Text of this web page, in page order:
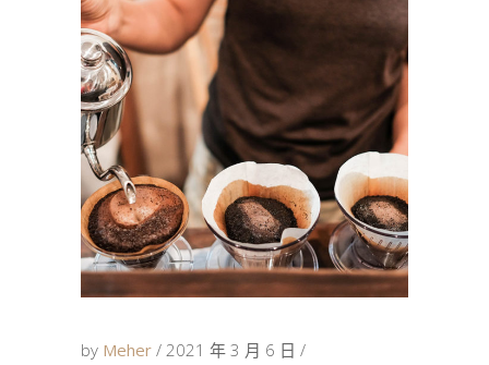
by Meher
2021 年 3 月 6 日